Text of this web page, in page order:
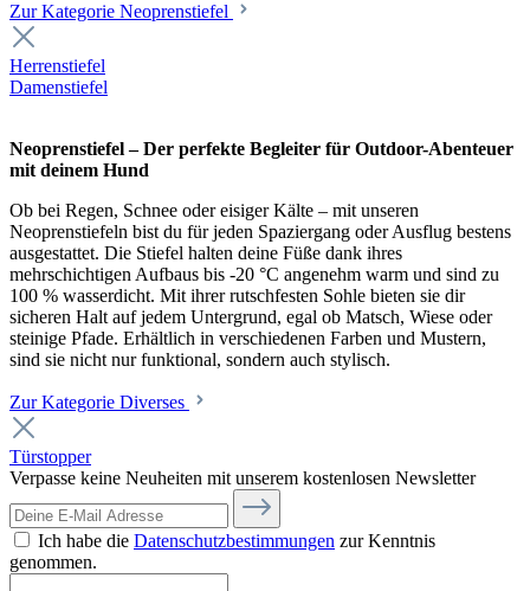
Zur Kategorie Neoprenstiefel
Herrenstiefel
Damenstiefel
Neoprenstiefel – Der perfekte Begleiter für Outdoor-Abenteuer
mit deinem Hund
Ob bei Regen, Schnee oder eisiger Kälte – mit unseren
Neoprenstiefeln bist du für jeden Spaziergang oder Ausflug bestens
ausgestattet. Die Stiefel halten deine Füße dank ihres
mehrschichtigen Aufbaus bis -20 °C angenehm warm und sind zu
100 % wasserdicht. Mit ihrer rutschfesten Sohle bieten sie dir
sicheren Halt auf jedem Untergrund, egal ob Matsch, Wiese oder
steinige Pfade. Erhältlich in verschiedenen Farben und Mustern,
sind sie nicht nur funktional, sondern auch stylisch.
Zur Kategorie Diverses
Türstopper
Verpasse keine Neuheiten mit unserem kostenlosen Newsletter
Ich habe die Datenschutzbestimmungen zur Kenntnis
genommen.